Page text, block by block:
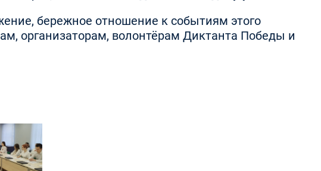
бережное отношение к событиям этого
организаторам, волонтёрам Диктанта Победы и